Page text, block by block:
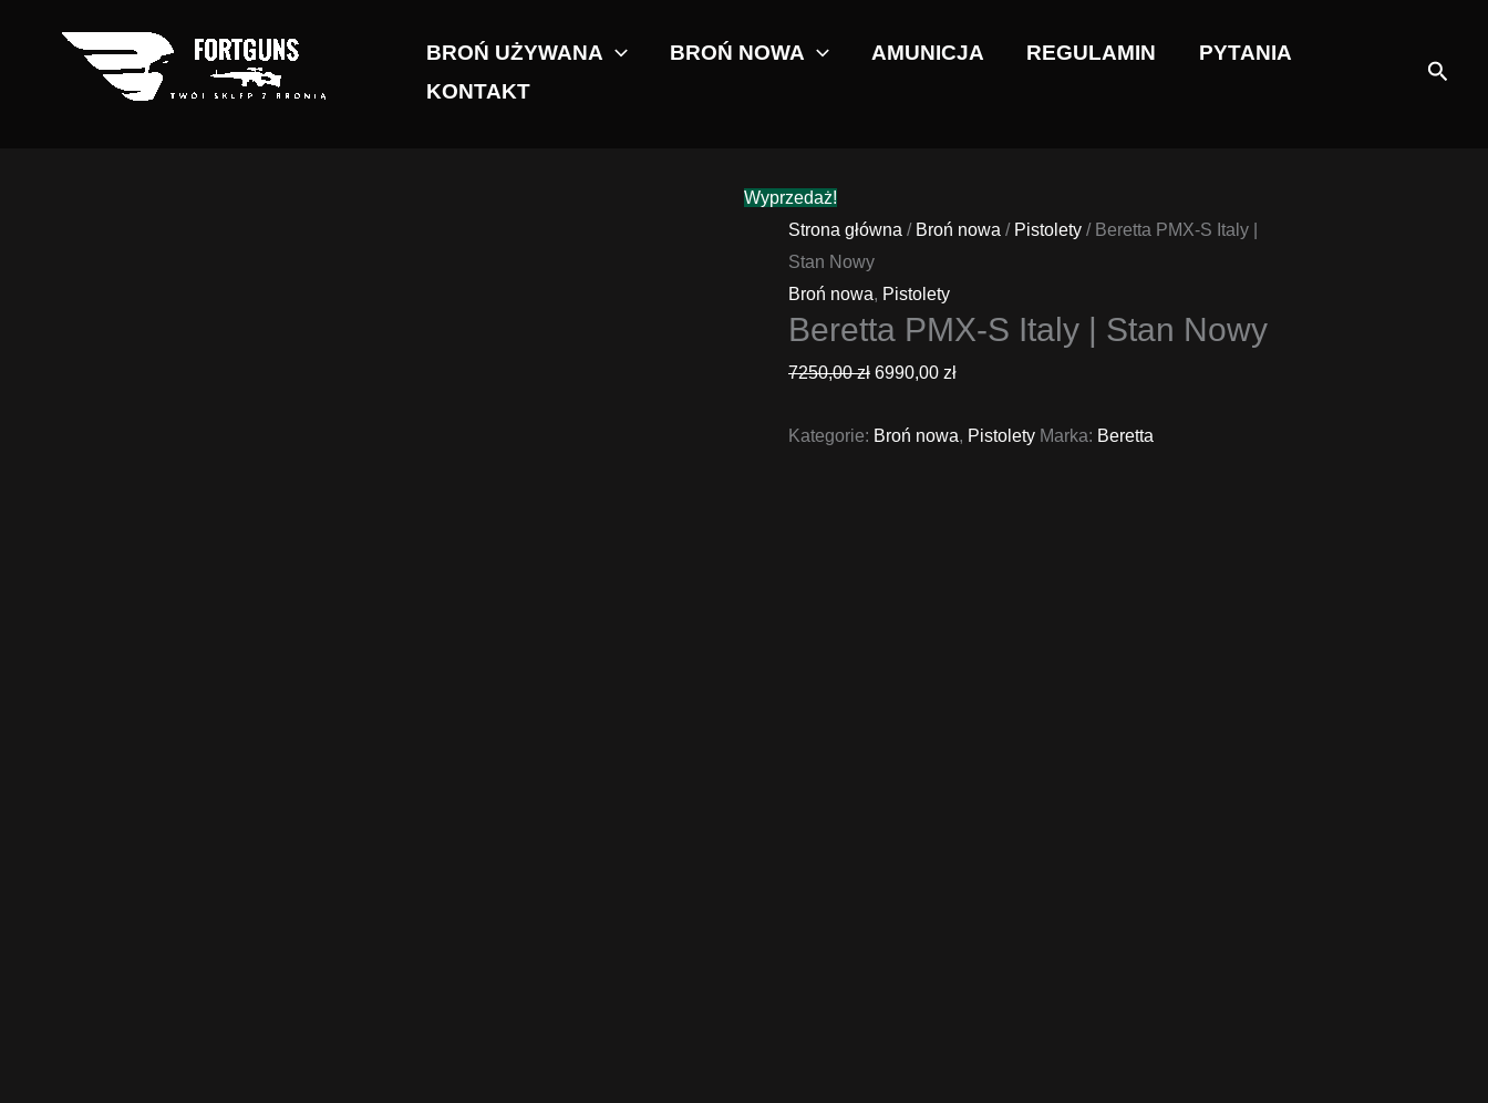
BROŃ UŻYWANA BROŃ NOWA AMUNICJA REGULAMIN
PYTANIA
KONTAKT
Wyprzedaż!
Strona główna / Broń nowa / Pistolety / Beretta PMX-S Italy |
Stan Nowy
Broń nowa, Pistolety
Beretta PMX-S Italy | Stan Nowy
7250,00zł Pierwotna
wynosiła:
6990,00 złAktualna
wynosi:
Kategorie: Broń nowa, Pistolety Marka: Beretta